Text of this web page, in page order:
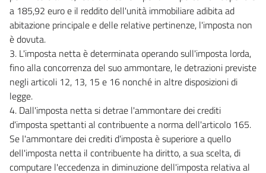
a 185,92 euro e il reddito dell'unità immobiliare adibita ad
abitazione principale e delle relative pertinenze, l'imposta non
è dovuta.
3. L'imposta netta è determinata operando sull'imposta lorda,
fino alla concorrenza del suo ammontare, le detrazioni previste
negli articoli 12, 13, 15 e 16 nonché in altre disposizioni di
legge.
4. Dall'imposta netta si detrae l'ammontare dei crediti
d'imposta spettanti al contribuente a norma dell'articolo 165.
Se l'ammontare dei crediti d'imposta è superiore a quello
dell'imposta netta il contribuente ha diritto, a sua scelta, di
computare l'eccedenza in diminuzione dell'imposta relativa al